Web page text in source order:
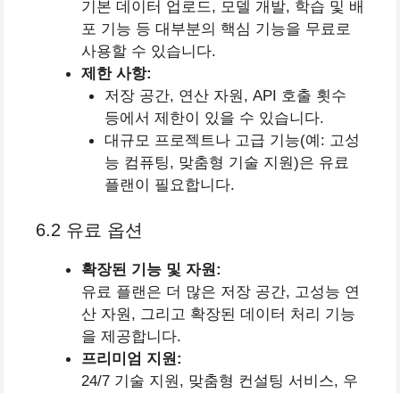
기본 데이터 업로드, 모델 개발, 학습 및 배
포 기능 등 대부분의 핵심 기능을 무료로
사용할 수 있습니다.
제한 사항:
저장 공간, 연산 자원, API 호출 횟수
등에서 제한이 있을 수 있습니다.
대규모 프로젝트나 고급 기능(예: 고성
능 컴퓨팅, 맞춤형 기술 지원)은 유료
플랜이 필요합니다.
6.2 유료 옵션
확장된 기능 및 자원:
유료 플랜은 더 많은 저장 공간, 고성능 연
산 자원, 그리고 확장된 데이터 처리 기능
을 제공합니다.
프리미엄 지원:
24/7 기술 지원, 맞춤형 컨설팅 서비스, 우